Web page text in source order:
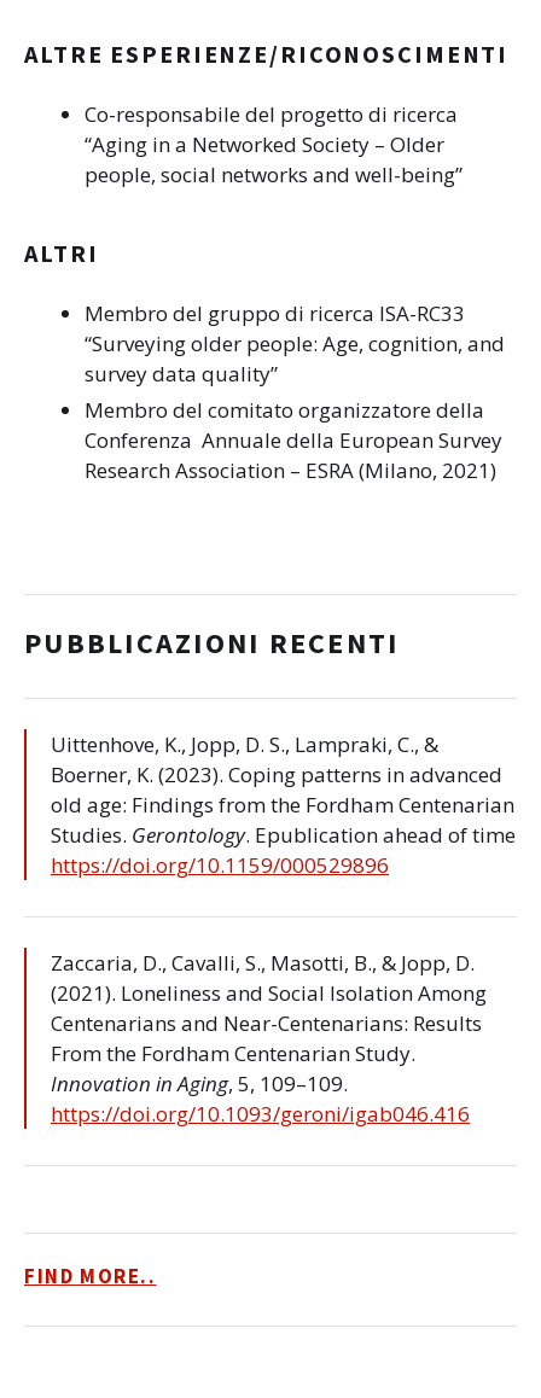
ALTRE ESPERIENZE/RICONOSCIMENTI
Co-responsabile del progetto di ricerca
“Aging in a Networked Society – Older
people, social networks and well-being”
ALTRI
Membro del gruppo di ricerca ISA-RC33
“Surveying older people: Age, cognition, and
survey data quality”
Membro del comitato organizzatore della
Conferenza Annuale della European Survey
Research Association – ESRA (Milano, 2021)
PUBBLICAZIONI RECENTI
Uittenhove, K., Jopp, D. S., Lampraki, C., &
Boerner, K. (2023). Coping patterns in advanced
old age: Findings from the Fordham Centenarian
Studies. Gerontology. Epublication ahead of time
https://doi.org/10.1159/000529896
Zaccaria, D., Cavalli, S., Masotti, B., & Jopp, D.
(2021). Loneliness and Social Isolation Among
Centenarians and Near-Centenarians: Results
From the Fordham Centenarian Study.
Innovation in Aging, 5, 109–109.
https://doi.org/10.1093/geroni/igab046.416
FIND MORE..